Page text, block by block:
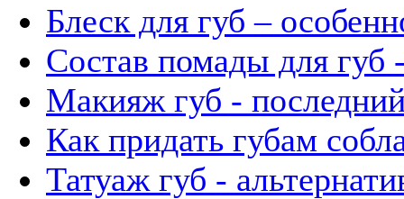
Блеск для губ –
Состав помады для губ
Макияж губ -
Как придать губам
Татуаж губ -